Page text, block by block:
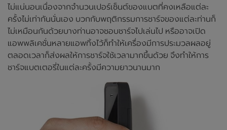
ไม่แน่นอนเนื่องจากจำนวนเปอร์เซ็นต์ของแบตที่คงเหลือแต่ละ
ครั้งไม่เท่ากันนั่นเอง บวกกับพฤติกรรมการชาร์จของแต่ละท่านก็
ไม่เหมือนกันด้วยบางท่านอาจชอบชาร์จไปเล่นไป หรืออาจเปิด
แอพพลิเคชั่นหลายแอพทิ้งไว้ก็ทำให้เครื่องมีการประมวลผลอยู่
ตลอดเวลาก็ส่งผลให้การชาร์จใช้เวลามากขึ้นด้วย จึงทำให้การ
ชาร์จแบตเตอรี่ในแต่ละครั้งมีความยาวนานมาก